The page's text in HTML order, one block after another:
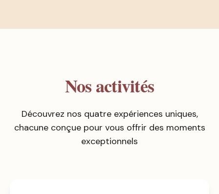
Nos activités
Découvrez nos quatre expériences uniques,
chacune conçue pour vous offrir des moments
exceptionnels